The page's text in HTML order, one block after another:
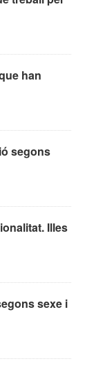
han
segons
Illes
sexe i